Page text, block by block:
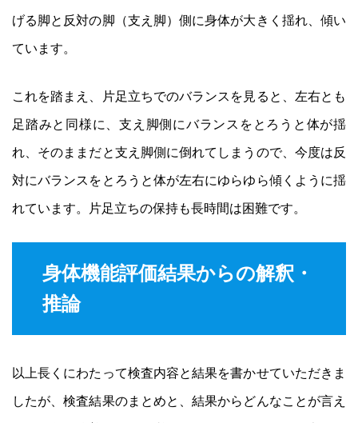
げる脚と反対の脚（支え脚）側に身体が大きく揺れ、傾い
ています。
これを踏まえ、片足立ちでのバランスを見ると、左右とも
足踏みと同様に、支え脚側にバランスをとろうと体が揺
れ、そのままだと支え脚側に倒れてしまうので、今度は反
対にバランスをとろうと体が左右にゆらゆら傾くように揺
れています。片足立ちの保持も長時間は困難です。
身体機能評価結果からの解釈・
推論
以上長くにわたって検査内容と結果を書かせていただきま
したが、検査結果のまとめと、結果からどんなことが言え